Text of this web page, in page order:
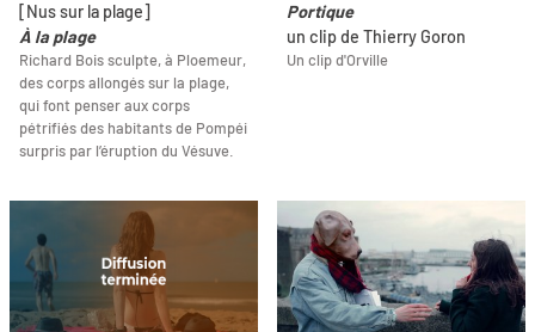
[Nus sur la plage]
À la plage
Richard Bois sculpte, à Ploemeur,
des corps allongés sur la plage,
qui font penser aux corps
pétrifiés des habitants de Pompéi
surpris par l’éruption du Vésuve.
Portique
un clip de Thierry Goron
Un clip d'Orville